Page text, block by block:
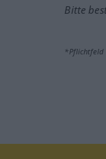
Bitte
*Pflichtfeld